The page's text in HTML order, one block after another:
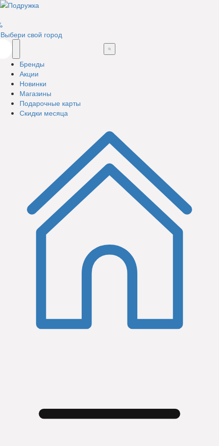
Выбери свой город
Бренды
Акции
Новинки
Магазины
Подарочные карты
Скидки месяца